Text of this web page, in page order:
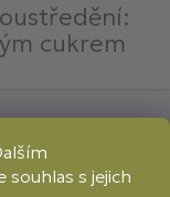
s jejich
cukrem
Dobírka